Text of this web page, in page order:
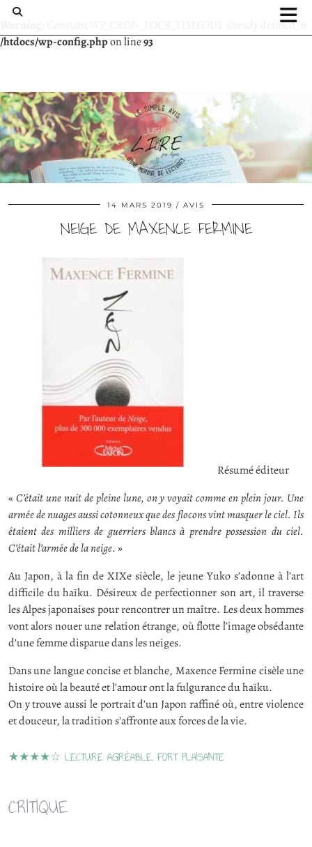
: Constant WP_CRON_LOCK_TIMEOUT already defined in
/htdocs/wp-config.phpon line93
14 MARS 2019 AVIS
NEIGE DE MAXENCE FERMINE
Résumé éditeur
« C’était une nuit de pleine lune, on y voyait comme en plein jour. Une
armée de nuages aussi cotonneux que des flocons vint masquer le ciel. Ils
étaient des milliers de guerriers blancs à prendre possession du ciel.
C’était l’armée de la neige. »
Au Japon, à la fin de XIXe siècle, le jeune Yuko s’adonne à l’art
difficile du haïku. Désireux de perfectionner son art, il traverse
les Alpes japonaises pour rencontrer un maître. Les deux hommes
vont alors nouer une relation étrange, où flotte l’image obsédante
d’une femme disparue dans les neiges.
Dans une langue concise et blanche, Maxence Fermine cisèle une
histoire où la beauté et l’amour ont la fulgurance du haïku.
On y trouve aussi le portrait d’un Japon raffiné où, entre violence
et douceur, la tradition s’affronte aux forces de la vie.
★★★★☆ LECTURE AGRÉABLE, FORT PLAISANTE
CRITIQUE